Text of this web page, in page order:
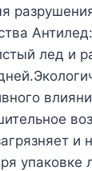
лед и
и